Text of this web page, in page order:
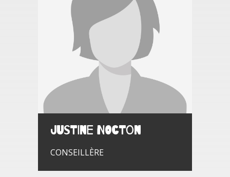
Justine NOCTON
CONSEILLÈRE